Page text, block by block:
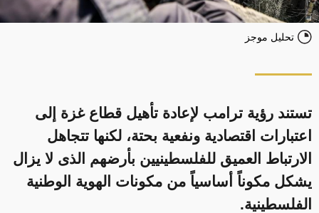
تحليل موجز
تستند رؤية ترامب لإعادة تأهيل قطاع غزة إلى
اعتبارات اقتصادية ونفعية بحتة، لكنها تتجاهل
الارتباط العميق للفلسطينيين بأرضهم الذى لا يزال
يشكل مكوناً أساسياً من مكونات الهوية الوطنية
الفلسطينية.